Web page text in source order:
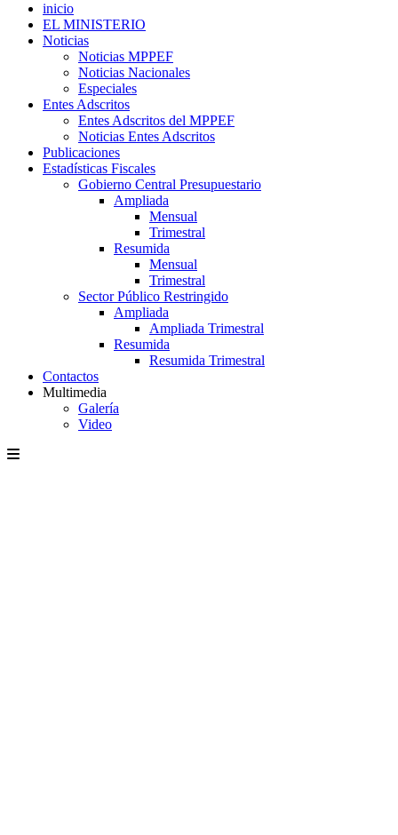
inicio
EL MINISTERIO
Noticias
Noticias MPPEF
Noticias Nacionales
Especiales
Entes Adscritos
Entes Adscritos del MPPEF
Noticias Entes Adscritos
Publicaciones
Estadísticas Fiscales
Gobierno Central Presupuestario
Ampliada
Mensual
Trimestral
Resumida
Mensual
Trimestral
Sector Público Restringido
Ampliada
Ampliada Trimestral
Resumida
Resumida Trimestral
Contactos
Multimedia
Galería
Video